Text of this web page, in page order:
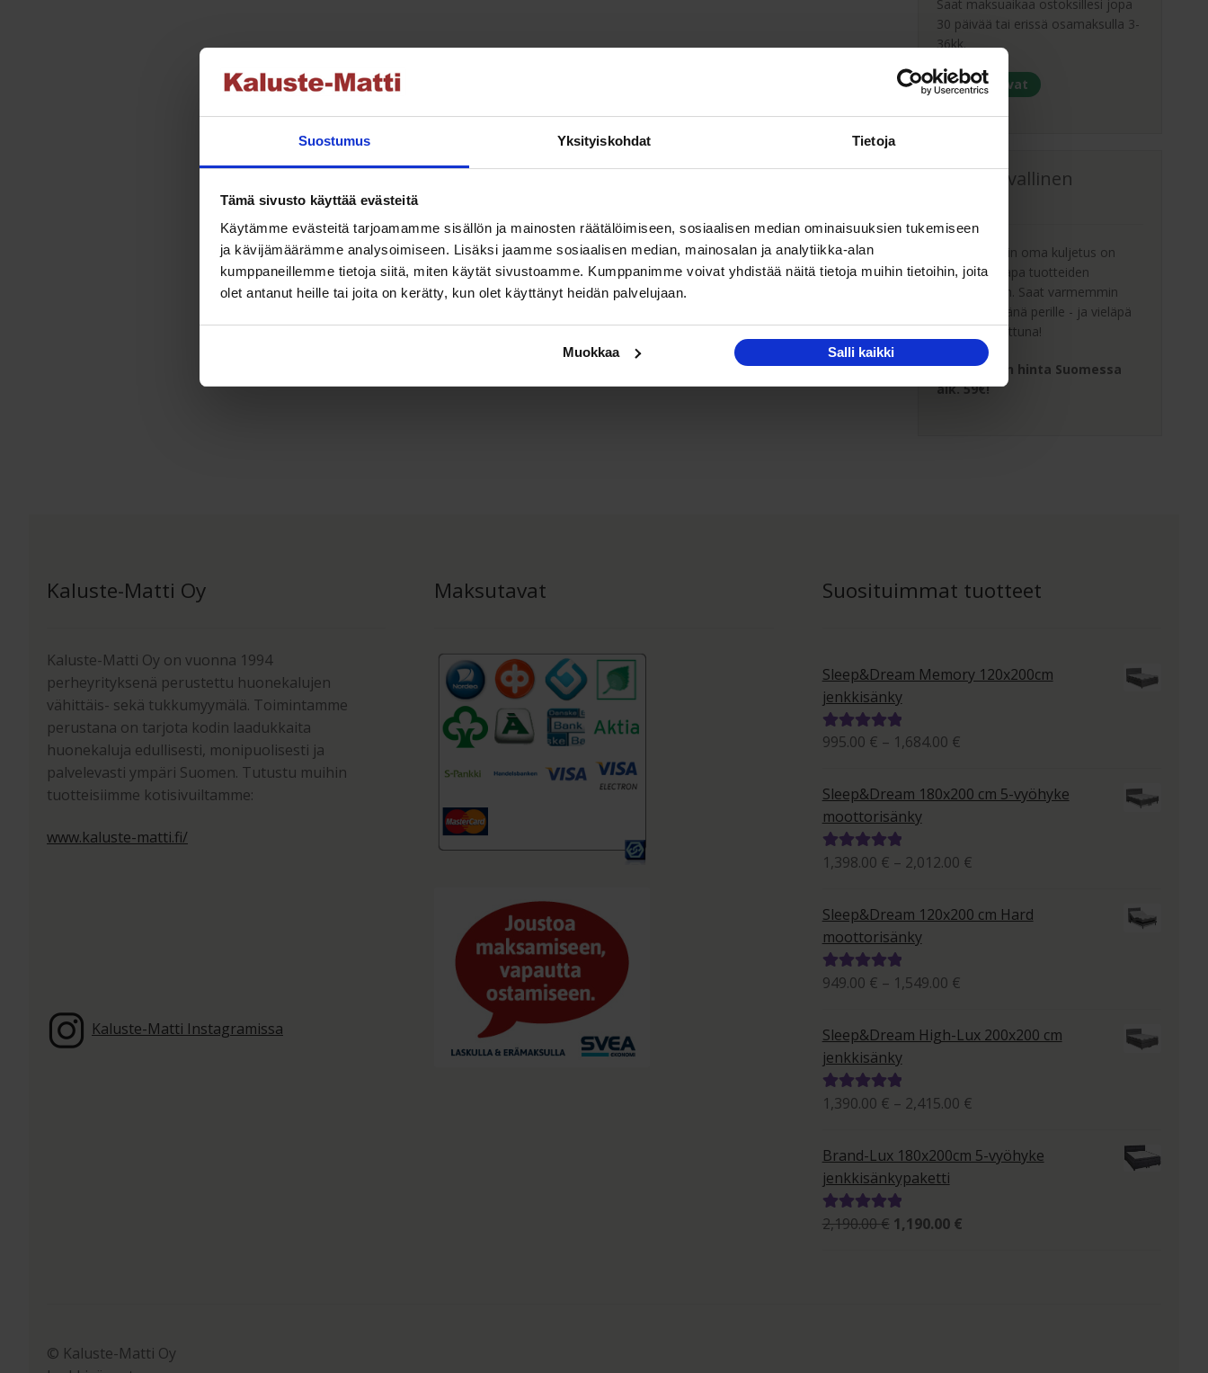
Suostumus Yksityiskohdat Tietoja
Tämä sivusto käyttää evästeitä
Käytämme evästeitä tarjoamamme sisällön ja mainosten räätälöimiseen, sosiaalisen median ominaisuuksien tukemiseen
ja kävijämäärämme analysoimiseen. Lisäksi jaamme sosiaalisen median, mainosalan ja analytiikka-alan
kumppaneillemme tietoja siitä, miten käytät sivustoamme. Kumppanimme voivat yhdistää näitä tietoja muihin tietoihin, joita
olet antanut heille tai joita on kerätty, kun olet käyttänyt heidän palvelujaan.
Muokkaa Salli kaikki
Saat maksuaikaa ostoksillesi jopa
30 päivää tai erissä osamaksulla 3-
36kk.
Maksutavat
Oma turvallinen
Kaluste-Matin oma kuljetus on
turvallinen tapa tuotteiden
toimitukseen. Saat varmemmin
tuotteet ehjänä perille - ja vieläpä
sisäänkannettuna!
Kuljetuksen hinta Suomessa
alk. 59€!
Kaluste-Matti Oy
Kaluste-Matti Oy on vuonna 1994
perheyrityksenä perustettu huonekalujen
vähittäis- sekä tukkumyymälä. Toimintamme
perustana on tarjota kodin laadukkaita
huonekaluja edullisesti, monipuolisesti ja
palvelevasti ympäri Suomen. Tutustu muihin
tuotteisiimme kotisivuiltamme:
www.kaluste-matti.fi/
Kaluste-Matti Instagramissa
Maksutavat Suosituimmat tuotteet
Sleep&Dream Memory 120x200cm
jenkkisänky
Arvostelu
5.00
/ 5
995.00 € – 1,684.00 €Hintaluokka:
-
1,684.00 €
Sleep&Dream 180x200 cm 5-vyöhyke
moottorisänky
Arvostelu
5.00
/ 5
1,398.00 € – 2,012.00 €
-
Sleep&Dream 120x200 cm Hard
moottorisänky
Arvostelu
5.00
/ 5
949.00 € – 1,549.00 €
Sleep&Dream High-Lux 200x200 cm
jenkkisänky
Arvostelu
5.00
/ 5
1,390.00 € – 2,415.00 €
-
2,415.00 €
Brand-Lux 180x200cm 5-vyöhyke
jenkkisänkypaketti
Arvostelu
2,190.00€ Alkuperäinen
1,190.00 €Nykyinen
© Kaluste-Matti Oy